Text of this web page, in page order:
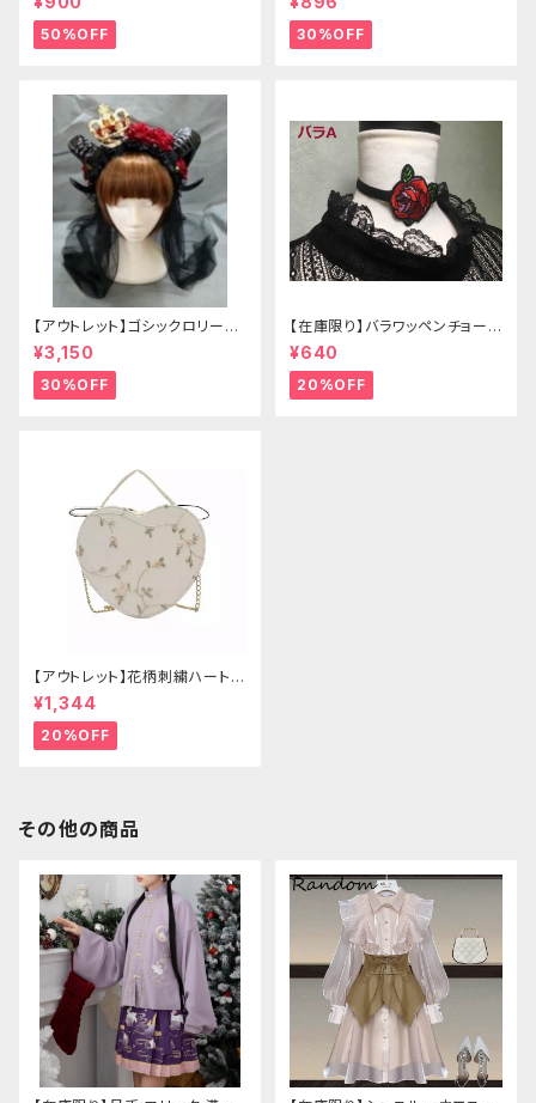
50%OFF 30%OFF
【アウトレット】ゴシックロリータ
ゴールドクラウン＆ホーン(ヴェ
ール付き)
¥3,150
30%OFF
【在庫限り】バラワッペンチョーカ
ー
¥640
20%OFF
【アウトレット】花柄刺繍ハートバ
ッグ
¥1,344
20%OFF
その他の商品